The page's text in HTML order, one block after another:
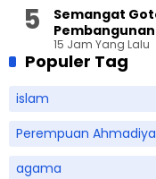
Semangat
Ahmadiyah
15 Jam Yang Lalu
Populer Tag
islam
Perempuan
agama